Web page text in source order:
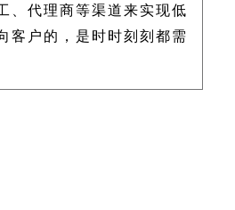
、代理商等渠道来实现低
客户的，是时时刻刻都需